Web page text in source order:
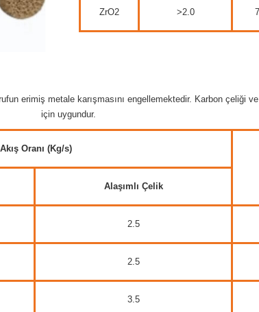
ZrO2 >2.0
erimiş metale karışmasını engellemektedir. Karbon çeliği
için uygundur.
Akış Oranı (Kg/s)
Alaşımlı Çelik
2.5
2.5
3.5